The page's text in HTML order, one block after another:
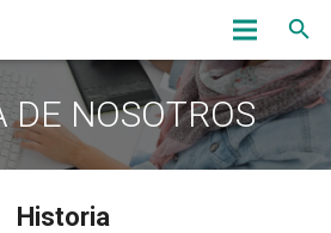
DE NOSOTROS
Historia